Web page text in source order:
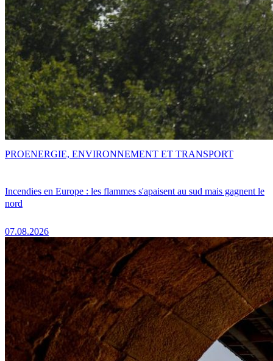
Incendies en Europe : les flammes s'apaisent au sud mais gagnent le
nord
07.08.2026
PROENERGIE, ENVIRONNEMENT ET TRANSPORT